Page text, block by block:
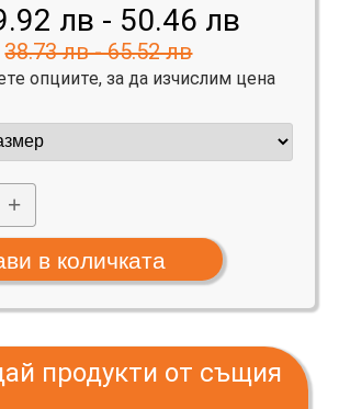
лв - 50.46 лв
38.73 лв - 65.52 лв
опциите, за да изчислим цена
+
продукти от същия